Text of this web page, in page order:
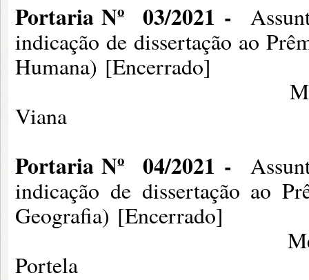
Portaria Nº 03/2021 -
indicação de dissertação ao
Humana) [Encerrado]
Membro: Profa.
Viana
Portaria Nº 04/2021 -
indicação de dissertação ao
Geografia) [Encerrado]
Membro: Profa.
Portela